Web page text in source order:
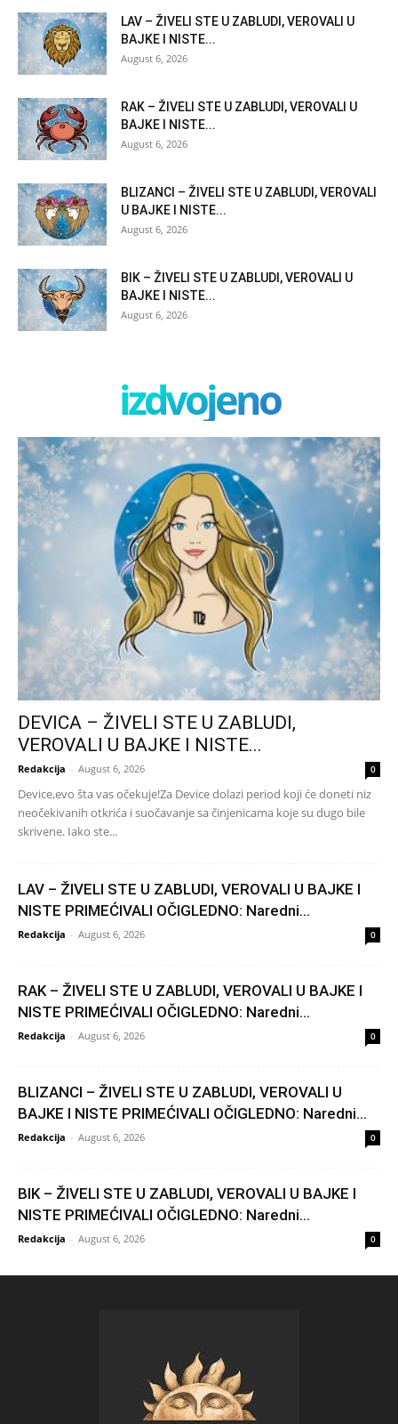
LAV – ŽIVELI STE U ZABLUDI, VEROVALI U
BAJKE I NISTE...
August 6, 2026
RAK – ŽIVELI STE U ZABLUDI, VEROVALI U
BAJKE I NISTE...
August 6, 2026
BLIZANCI – ŽIVELI STE U ZABLUDI, VEROVALI
U BAJKE I NISTE...
August 6, 2026
BIK – ŽIVELI STE U ZABLUDI, VEROVALI U
BAJKE I NISTE...
August 6, 2026
izdvojeno
DEVICA – ŽIVELI STE U ZABLUDI,
VEROVALI U BAJKE I NISTE...
Redakcija - August 6, 2026 0
Device,evo šta vas očekuje!Za Device dolazi period koji će doneti niz
neočekivanih otkrića i suočavanje sa činjenicama koje su dugo bile
skrivene. Iako ste...
LAV – ŽIVELI STE U ZABLUDI, VEROVALI U BAJKE I
NISTE PRIMEĆIVALI OČIGLEDNO: Naredni...
Redakcija - August 6, 2026 0
RAK – ŽIVELI STE U ZABLUDI, VEROVALI U BAJKE I
NISTE PRIMEĆIVALI OČIGLEDNO: Naredni...
Redakcija - August 6, 2026 0
BLIZANCI – ŽIVELI STE U ZABLUDI, VEROVALI U
BAJKE I NISTE PRIMEĆIVALI OČIGLEDNO: Naredni...
Redakcija - August 6, 2026 0
BIK – ŽIVELI STE U ZABLUDI, VEROVALI U BAJKE I
NISTE PRIMEĆIVALI OČIGLEDNO: Naredni...
Redakcija - August 6, 2026 0